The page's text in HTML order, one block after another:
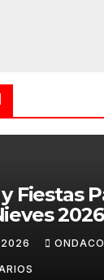
Fiestas
2026